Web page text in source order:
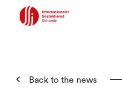
 Back to the news